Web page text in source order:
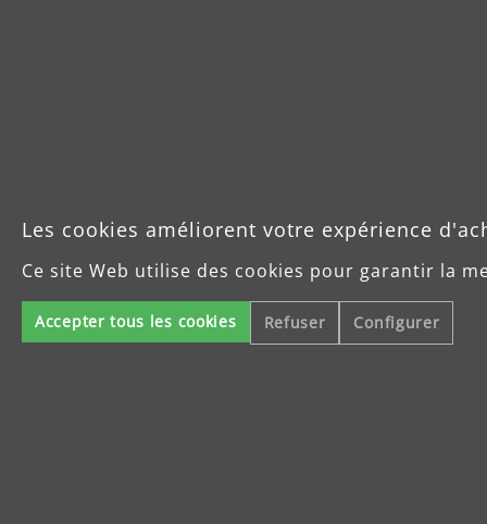
Les cookies améliorent votre expérience
Ce site Web utilise des cookies pour garantir la
Accepter tous les cookies Refuser Configurer